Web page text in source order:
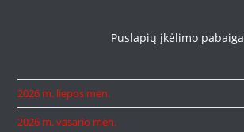
Puslapių įkėlimo pabaiga
2026 m. liepos mėn.
2026 m. vasario mėn.